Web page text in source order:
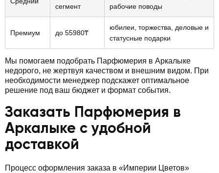
сегмент
рабочие поводы
Премиум до 55980₸
юбилеи, торжества, деловые и
статусные подарки
Мы помогаем подобрать Парфюмерия в Аркалыке
недорого, не жертвуя качеством и внешним видом. При
необходимости менеджер подскажет оптимальное
решение под ваш бюджет и формат события.
Заказать Парфюмерия в
Аркалыке с удобной
доставкой
Процесс оформления заказа в «Империи Цветов»